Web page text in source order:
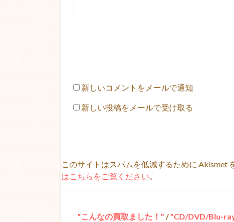
新しいコメントをメールで通知
新しい投稿をメールで受け取る
このサイトはスパムを低減するために Akismet
はこちらをご覧ください。
こんなの買取ました！ / CD/DVD/Blu-